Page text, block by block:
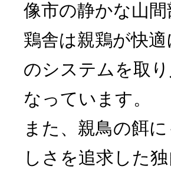
像市の静かな山
鶏舎は親鶏が快
のシステムを取
なっています。
また、親鳥の餌
しさを追求した